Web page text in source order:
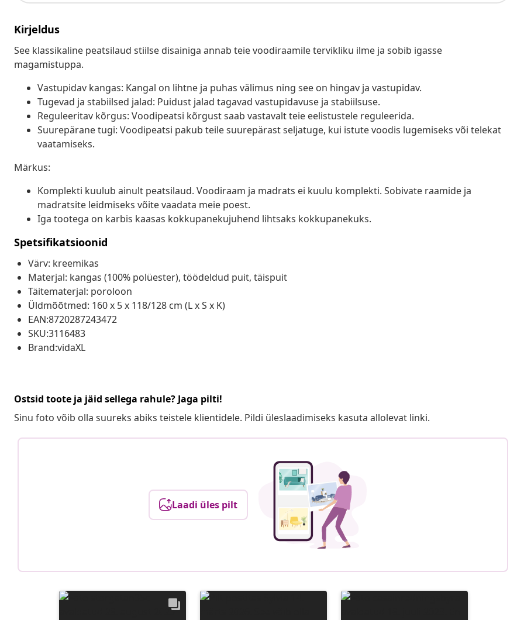
Kirjeldus
See klassikaline peatsilaud stiilse disainiga annab teie voodiraamile tervikliku ilme ja sobib igasse
magamistuppa.
Vastupidav kangas: Kangal on lihtne ja puhas välimus ning see on hingav ja vastupidav.
Tugevad ja stabiilsed jalad: Puidust jalad tagavad vastupidavuse ja stabiilsuse.
Reguleeritav kõrgus: Voodipeatsi kõrgust saab vastavalt teie eelistustele reguleerida.
Suurepärane tugi: Voodipeatsi pakub teile suurepärast seljatuge, kui istute voodis lugemiseks või telekat
vaatamiseks.
Märkus:
Komplekti kuulub ainult peatsilaud. Voodiraam ja madrats ei kuulu komplekti. Sobivate raamide ja
madratsite leidmiseks võite vaadata meie poest.
Iga tootega on karbis kaasas kokkupanekujuhend lihtsaks kokkupanekuks.
Spetsifikatsioonid
Värv: kreemikas
Materjal: kangas (100% polüester), töödeldud puit, täispuit
Täitematerjal: poroloon
Üldmõõtmed: 160 x 5 x 118/128 cm (L x S x K)
EAN:8720287243472
SKU:3116483
Brand:vidaXL
Ostsid toote ja jäid sellega rahule? Jaga pilti!
Sinu foto võib olla suureks abiks teistele klientidele. Pildi üleslaadimiseks kasuta allolevat linki.
Laadi üles pilt